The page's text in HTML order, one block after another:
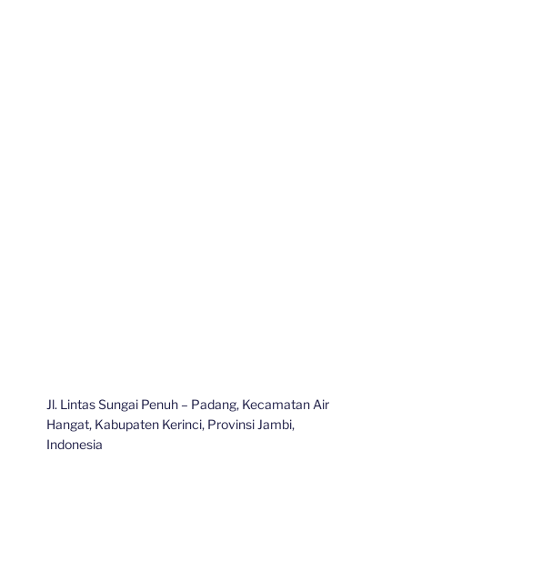
Jl. Lintas Sungai Penuh – Padang, Kecamatan Air
Hangat, Kabupaten Kerinci, Provinsi Jambi,
Indonesia